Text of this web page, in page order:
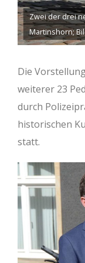
Zwei der drei
Martinshorn;
Die
weiterer 23
durch
historischen
statt.